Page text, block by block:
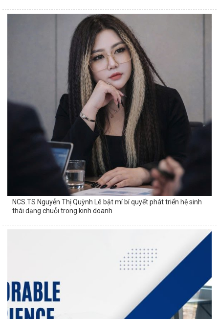
NCS.TS Nguyễn Thị Quỳnh Lê bật mí bí quyết phát triển hệ sinh
thái dạng chuỗi trong kinh doanh